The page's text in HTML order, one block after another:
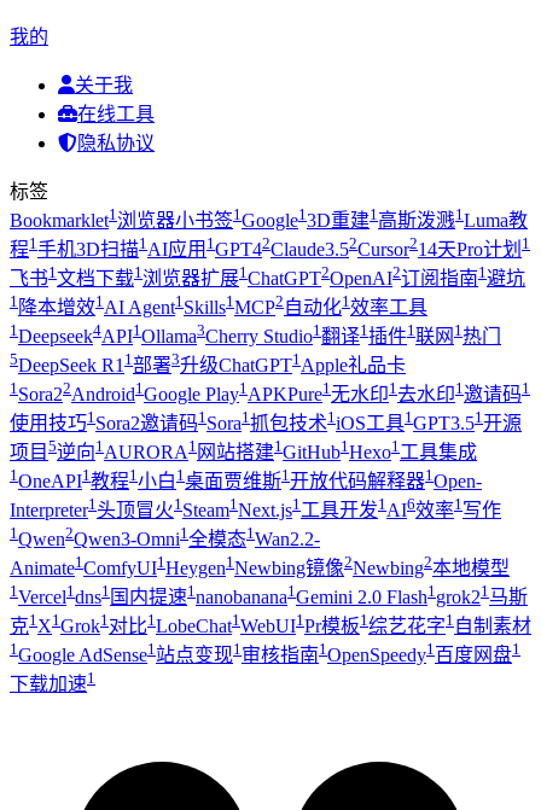
我的
关于我
在线工具
隐私协议
标签
Bookmarklet1 浏览器小书签1 Google1 3D重建1 高斯泼溅1 Luma教
程1 手机3D扫描1 AI应用 1 GPT42Claude3.52Cursor214天Pro计划 1
飞书1 文档下载1 浏览器扩展1 ChatGPT2OpenAI2订阅指南1 避坑
1 降本增效1 AI Agent1 Skills1 MCP2 自动化1 效率工具
1 Deepseek4API1 Ollama3Cherry Studio1 翻译1 插件1 联网 1 热门
5DeepSeek R1 1 部署3升级ChatGPT1 Apple礼品卡
1 Sora22Android1 Google Play1 APKPure1 无水印1 去水印1 邀请码1
使用技巧1 Sora2邀请码1 Sora1 抓包技术1 iOS工具1 GPT3.51 开源
项目 5逆向1 AURORA 1 网站搭建1 GitHub1 Hexo1 工具集成
1 OneAPI1 教程1 小白 1 桌面贾维斯1 开放代码解释器1 Open-
Interpreter1 头顶冒火1 Steam1 Next.js1 工具开发1 AI6效率1 写作
1 Qwen2Qwen3-Omni1 全模态1 Wan2.2-
Animate1 ComfyUI1 Heygen1 Newbing镜像2Newbing2本地模型
1 Vercel1 dns1 国内提速1 nanobanana1 Gemini 2.0 Flash1 grok21 马斯
克1 X1 Grok1 对比1 LobeChat1 WebUI1 Pr模板1 综艺花字1 自制素材
1 Google AdSense1 站点变现1 审核指南1 OpenSpeedy1 百度网盘1
下载加速1